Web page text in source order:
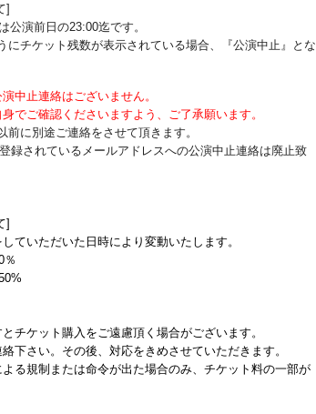
]
公演前日の23:00迄です。
にチケット残数が表示されている場合、『公演中止』とな
中止連絡はございません。
でご確認くださいますよう、ご了承願います。
前に別途ご連絡をさせて頂きます。
録されているメールアドレスへの公演中止連絡は廃止致
]
ていただいた日時により変動いたします。
％
チケット購入をご遠慮頂く場合がございます。
下さい。その後、対応をきめさせていただきます。
る規制または命令が出た場合のみ、チケット料の一部が